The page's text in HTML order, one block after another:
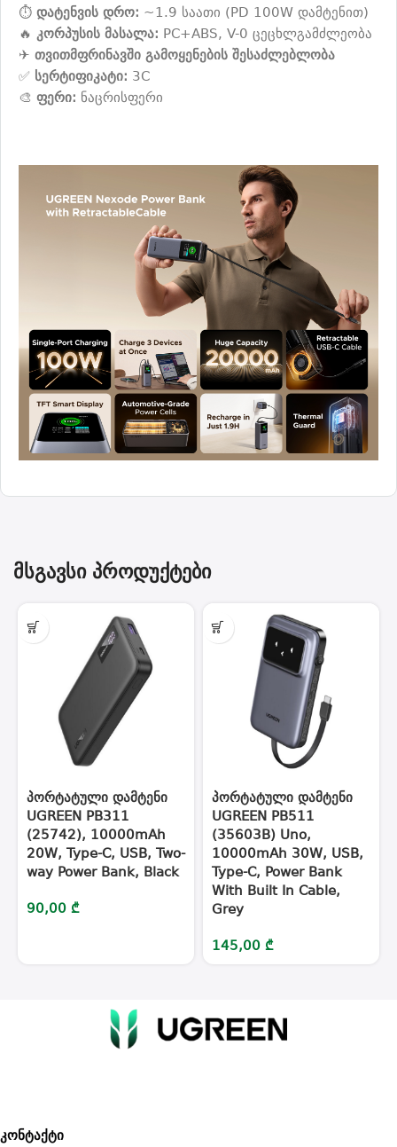
⏱️ დატენვის დრო: ~1.9 საათი (PD 100W დამტენით)
🔥 კორპუსის მასალა: PC+ABS, V-0 ცეცხლგამძლეობა
✈️ თვითმფრინავში გამოყენების შესაძლებლობა
✅ სერტიფიკატი: 3C
🎨 ფერი: ნაცრისფერი
მსგავსი პროდუქტები
პორტატული დამტენი
UGREEN PB311
(25742), 10000mAh
20W, Type-C, USB, Two-
way Power Bank, Black
90,00 ₾
პორტატული დამტენი
UGREEN PB511
(35603B) Uno,
10000mAh 30W, USB,
Type-C, Power Bank
With Built In Cable,
Grey
145,00 ₾
კონტაქტი